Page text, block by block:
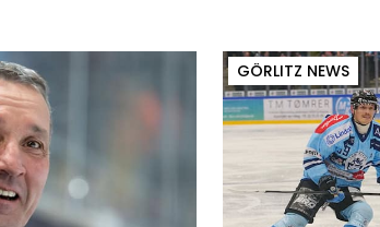
GÖRLITZ NEWS